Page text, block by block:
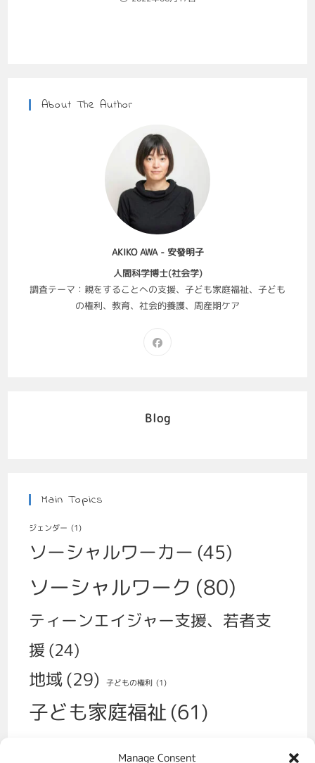
Manage Consent
About The Author
AKIKO AWA - 安發明子
人間科学博士(社会学)
調査テーマ：親をすることへの支援、子ども家庭福祉、子ども
の権利、教育、社会的養護、周産期ケア
Blog
Main Topics
ジェンダー (1)
ソーシャルワーカー (45)
ソーシャルワーク (80)
ティーンエイジャー支援、若者支
援 (24)
地域(29) 子どもの権利 (1)
子ども家庭福祉(61)